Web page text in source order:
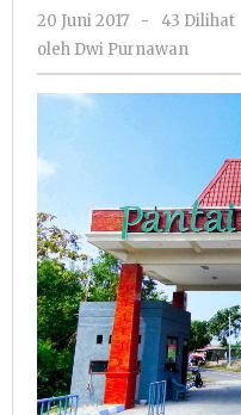
20 Juni 2017
oleh
Dwi
-
43 Dilihat
oleh Dwi Purnawan